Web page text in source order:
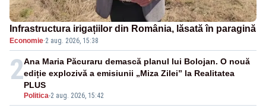
Infrastructura irigațiilor din România, lăsată în paragină
Economie·2 aug. 2026, 15:38
2
Politica-2 aug. 2026, 15:42
Ana Maria Păcuraru demască planul lui Bolojan. O nouă
ediție explozivă a emisiunii „Miza Zilei” la Realitatea
PLUS